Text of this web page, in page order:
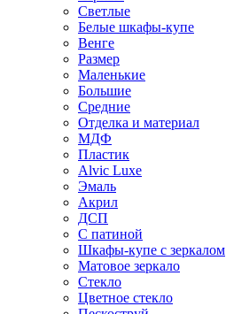
Светлые
Белые шкафы-купе
Венге
Размер
Маленькие
Большие
Средние
Отделка и материал
МДФ
Пластик
Alvic Luxe
Эмаль
Акрил
ДСП
С патиной
Шкафы-купе с зеркалом
Матовое зеркало
Стекло
Цветное стекло